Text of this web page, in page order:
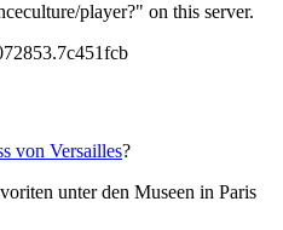
von Versailles?
unter den Museen in Paris